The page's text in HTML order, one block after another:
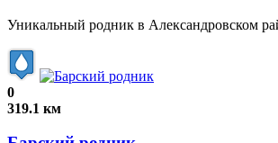
Уникальный родник в Александровском
0
319.1 км